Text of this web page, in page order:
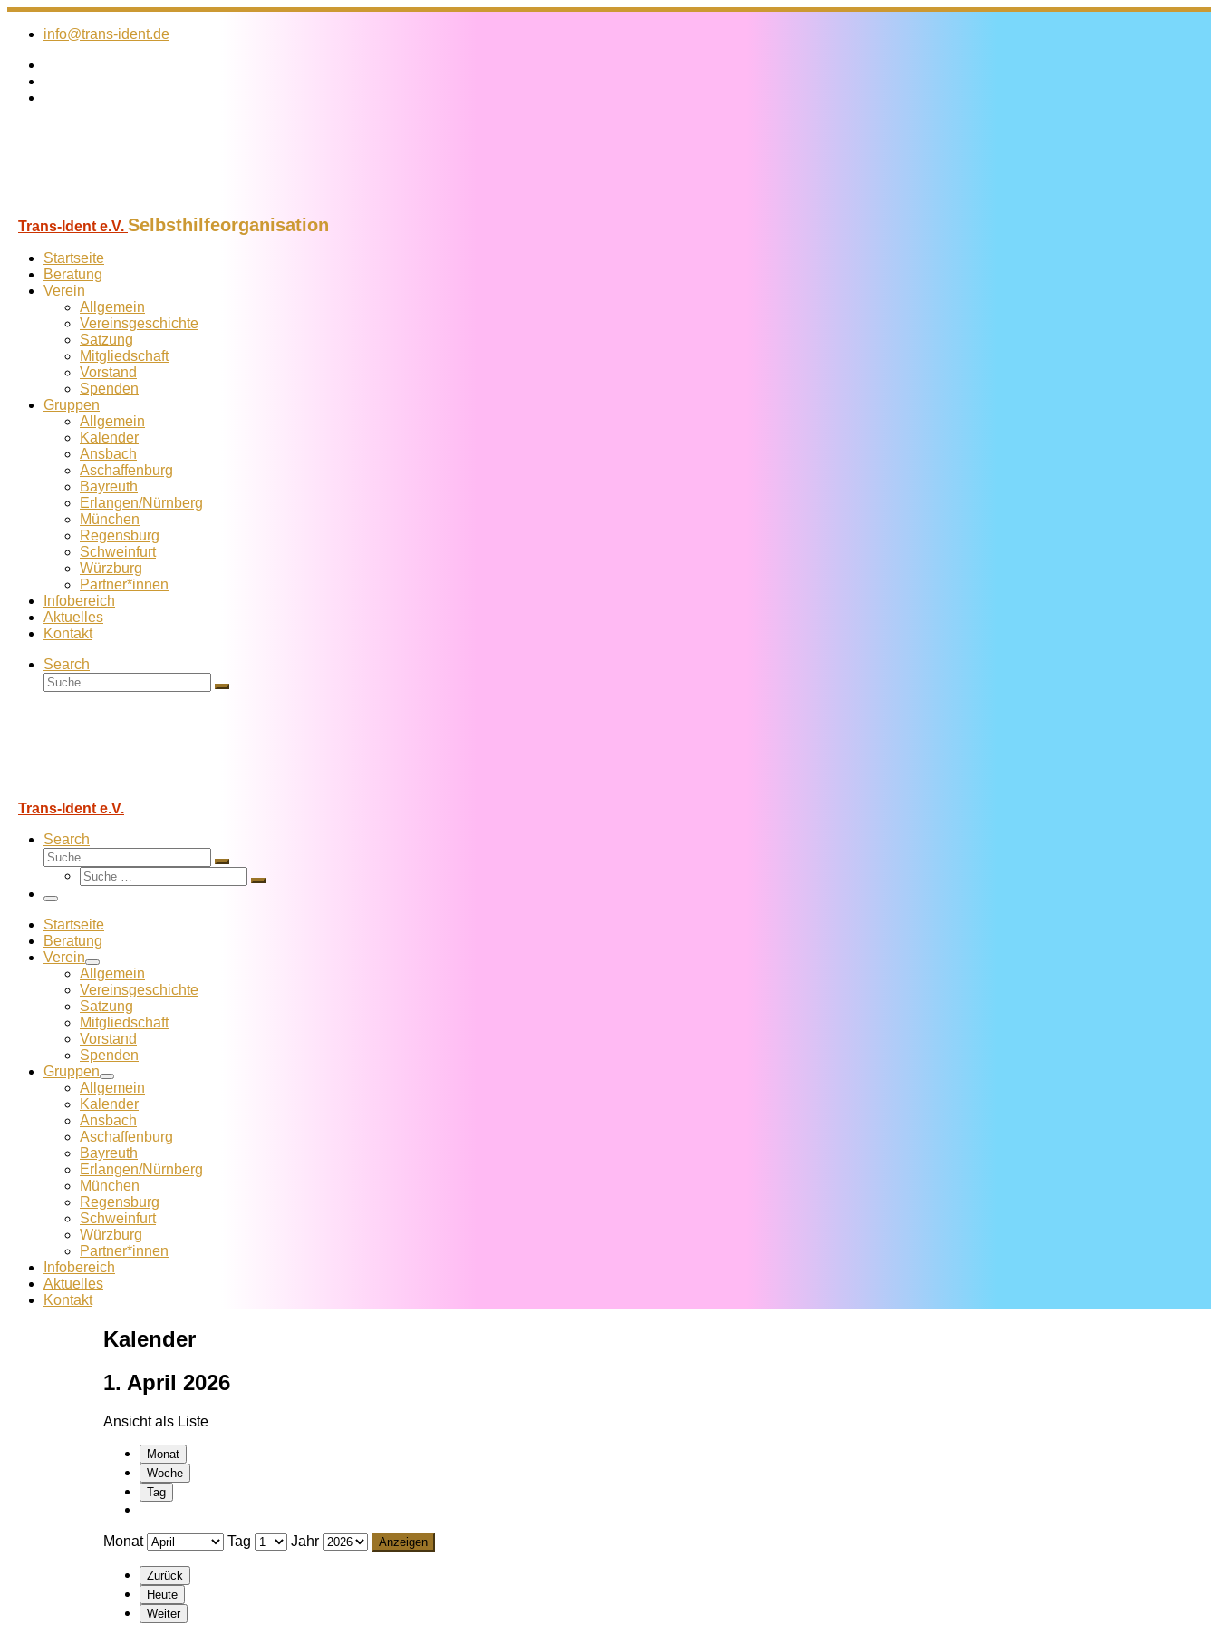
Zum
Inhalt
info@trans-ident.de
Trans-Ident e.V. Selbsthilfeorganisation
Startseite
Beratung
Verein
Allgemein
Vereins­geschichte
Satzung
Mitglied­schaft
Vorstand
Spenden
Gruppen
Allgemein
Kalender
Ansbach
Aschaffenburg
Bayreuth
Erlangen/Nürnberg
München
Regensburg
Schweinfurt
Würzburg
Partner*innen
Infobereich
Aktuelles
Kontakt
Search
Suche
Suche
Trans-Ident e.V.
Search
Suche
Suche
Suche
Suche
Menü
Startseite
Beratung
Verein
Allgemein
Vereins­geschichte
Satzung
Mitglied­schaft
Vorstand
Spenden
Gruppen
Allgemein
Kalender
Ansbach
Aschaffenburg
Bayreuth
Erlangen/Nürnberg
München
Regensburg
Schweinfurt
Würzburg
Partner*innen
Infobereich
Aktuelles
Kontakt
Kalender
1. April 2026
Ansicht als Liste
Monat
Woche
Tag
Monat Tag Jahr
Zurück
Heute
Weiter